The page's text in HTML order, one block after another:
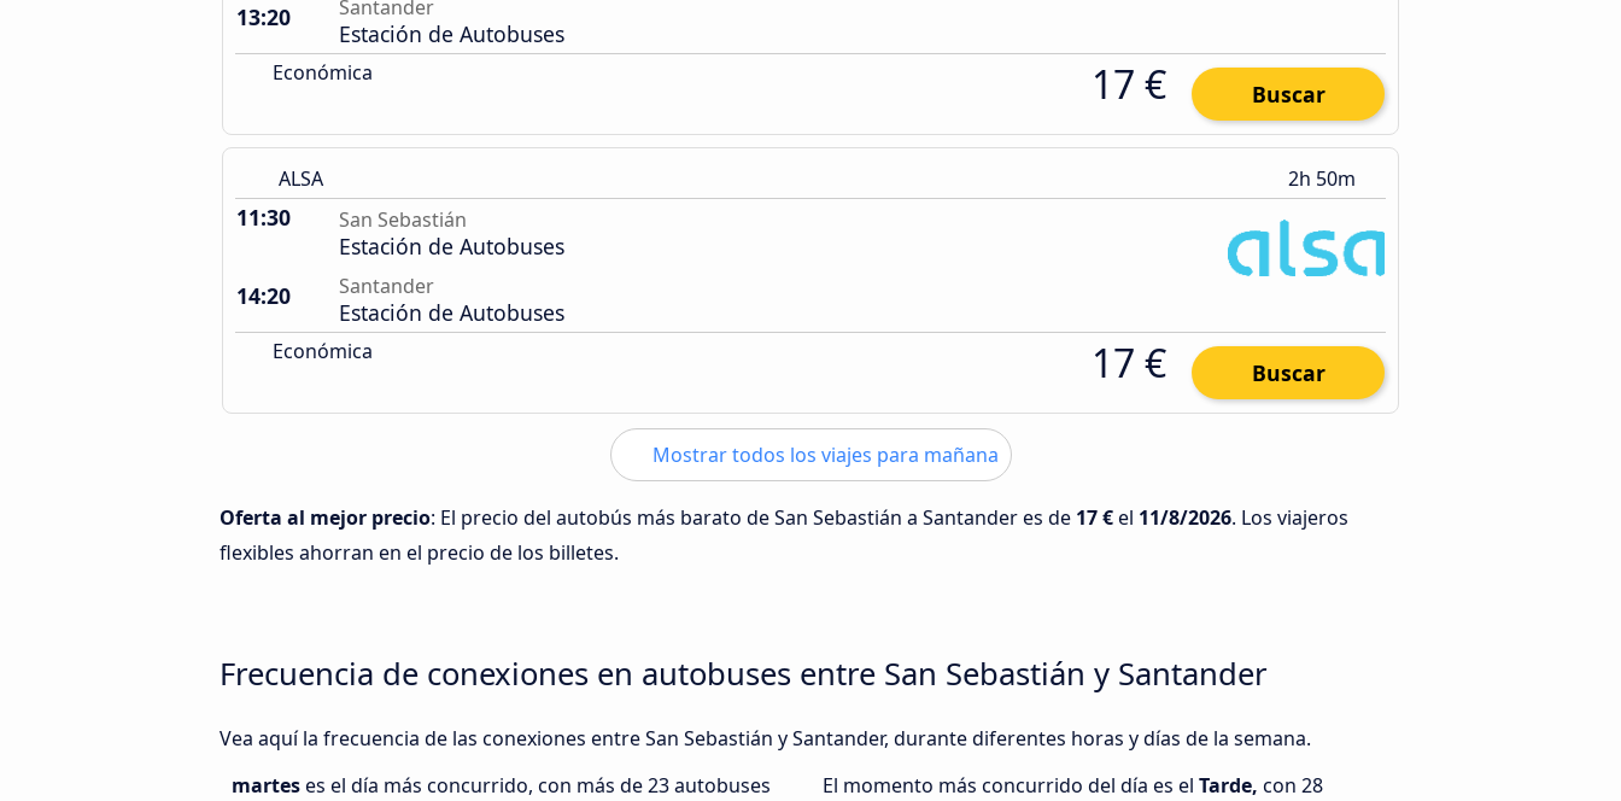
13:20
Santander
Estación de Autobuses
Económica 17 € Buscar
ALSA 2h 50m
11:30 San Sebastián
Estación de Autobuses
14:20
Santander
Estación de Autobuses
Económica 17 € Buscar
Mostrar todos los viajes para mañana
Oferta al mejor precio: El precio del autobús más barato de San Sebastián a Santander es de 17 €el 11/8/2026. Los viajeros
flexibles ahorran en el precio de los billetes.
Frecuencia de conexiones en autobuses entre San Sebastián y Santander
Vea aquí la frecuencia de las conexiones entre San Sebastián y Santander, durante diferentes horas y días de la semana.
marteses el día más concurrido, con más de 23 autobuses
El momento más concurrido del día es el Tarde, con 28